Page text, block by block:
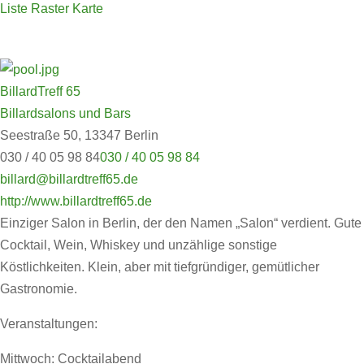
Liste Raster Karte
BillardTreff 65
Billardsalons und Bars
Seestraße 50, 13347 Berlin
030 / 40 05 98 84030 / 40 05 98 84
billard@billardtreff65.de
http://www.billardtreff65.de
Einziger Salon in Berlin, der den Namen „Salon“ verdient. Gute
Cocktail, Wein, Whiskey und unzählige sonstige
Köstlichkeiten. Klein, aber mit tiefgründiger, gemütlicher
Gastronomie.
Veranstaltungen:
Mittwoch: Cocktailabend